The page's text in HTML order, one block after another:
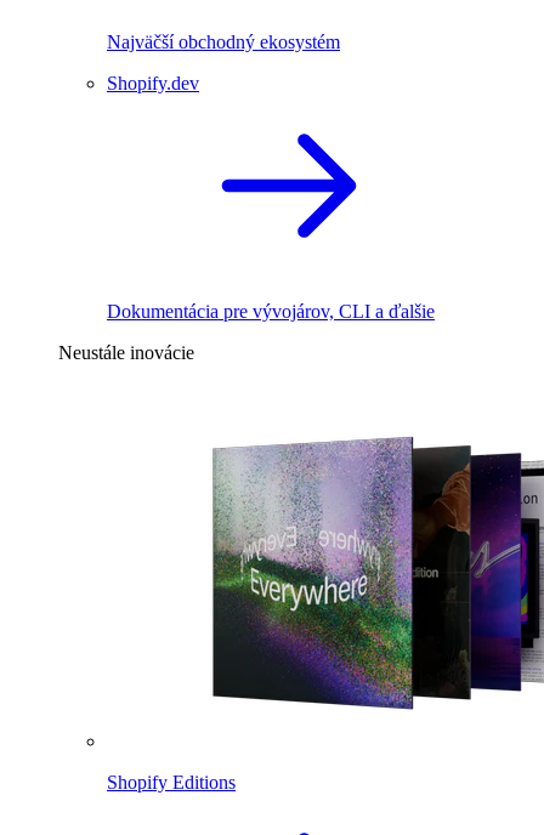
Najväčší obchodný ekosystém
Shopify.dev
Dokumentácia pre vývojárov, CLI a ďalšie
Neustále inovácie
Shopify Editions